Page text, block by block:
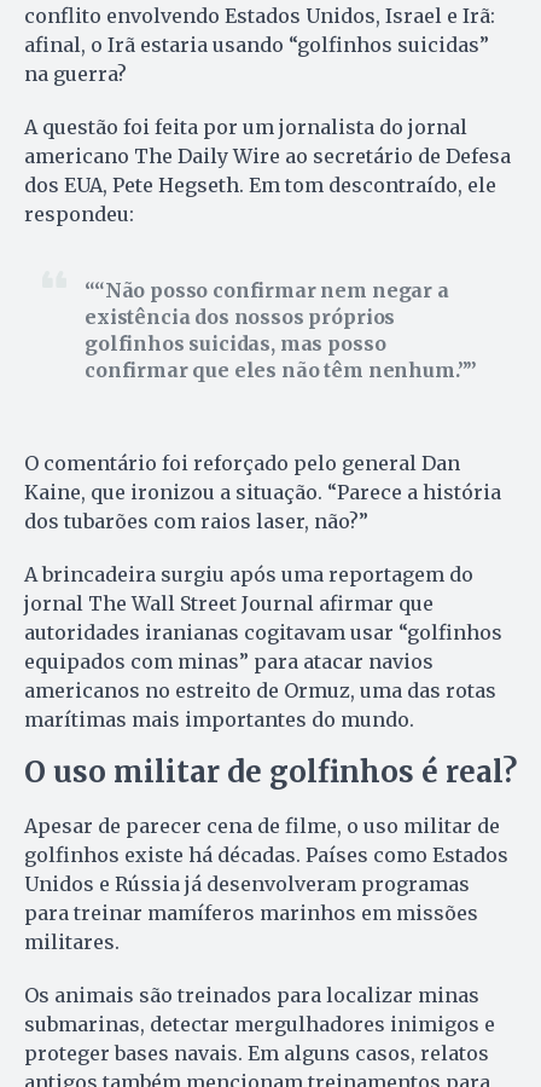
conflito envolvendo Estados Unidos, Israel e Irã:
afinal, o Irã estaria usando “golfinhos suicidas”
na guerra?
A questão foi feita por um jornalista do jornal
americano The Daily Wire ao secretário de Defesa
dos EUA, Pete Hegseth. Em tom descontraído, ele
respondeu:
“Não posso confirmar nem negar a
existência dos nossos próprios
golfinhos suicidas, mas posso
confirmar que eles não têm nenhum.”
O comentário foi reforçado pelo general Dan
Kaine, que ironizou a situação. “Parece a história
dos tubarões com raios laser, não?”
A brincadeira surgiu após uma reportagem do
jornal The Wall Street Journal afirmar que
autoridades iranianas cogitavam usar “golfinhos
equipados com minas” para atacar navios
americanos no estreito de Ormuz, uma das rotas
marítimas mais importantes do mundo.
O uso militar de golfinhos é real?
Apesar de parecer cena de filme, o uso militar de
golfinhos existe há décadas. Países como Estados
Unidos e Rússia já desenvolveram programas
para treinar mamíferos marinhos em missões
militares.
Os animais são treinados para localizar minas
submarinas, detectar mergulhadores inimigos e
proteger bases navais. Em alguns casos, relatos
antigos também mencionam treinamentos para